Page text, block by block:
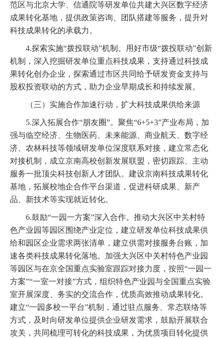
范区与北京大学、信通院等研发单位共建大兴区数字经济
成果转化基地，提供政策咨询、团队搭建等服务，提升对
科技成果转化的承载力。
4.探索实施“拨投联动”机制。用好市级“拨投联动”创新
机制，深入挖掘研发单位重点科技成果，支持通过科技成
果转化创办企业，探索通过市区共同给予研发资金支持与
股权投资联动的方式，助力企业早期成长和持续发展。
（三）实施合作加速行动，扩大科技成果供给来源
5.深入拓展合作“朋友圈”。聚焦“6+5+3”产业布局，加
强与临空经济、生物医药、未来能源、商业航天、数字经
济、农林科技等领域研发单位深度联系对接，建立常态化
对接机制，成立京南高校创新发展联盟，密切跟踪、主动
服务一批顶尖科技创新人才团队。建设京南科技成果转化
基地，拓展校地企合作平台渠道，促进科研成果、新产
品、新技术等实现就近转化。
6.鼓励“一园一方案”深入合作。推动大兴区中关村特
色产业园等园区围绕产业定位，建立研发单位科技成果供
给和园区企业需求两张清单，建立供需对接服务台账，加
速各类科技成果转化落地。加强大兴区中关村特色产业园
等园区与在京全国重点实验室跟踪对接力度，按照“一园一
方案”“一室一对接”方式，组织特色产业园与全国重点实验
室开展深度、务实的交流合作，优质高效推动成果转化。
建立“一园多校一平台”机制，通过驻点服务、常态联络等
方式，及时向研发单位提供企业研发需求，鼓励开展联合
攻关，共同梳理可转化的科技成果，为优质项目转化提供